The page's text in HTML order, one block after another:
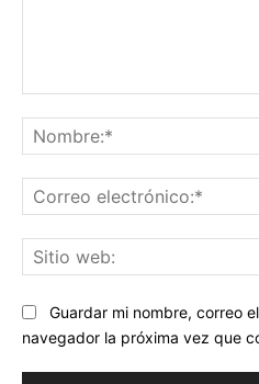
Guardar mi nombre, correo
navegador la próxima vez que